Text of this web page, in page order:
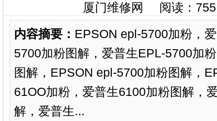
厦门维修网 阅读： 755
内容摘要： EPSON epl-5700加粉，
5700加粉图解，爱普生EPL-5700加
图解，EPSON epl-5700加粉图解，
61OO加粉，爱普生6100加粉图解，
解，爱普生...